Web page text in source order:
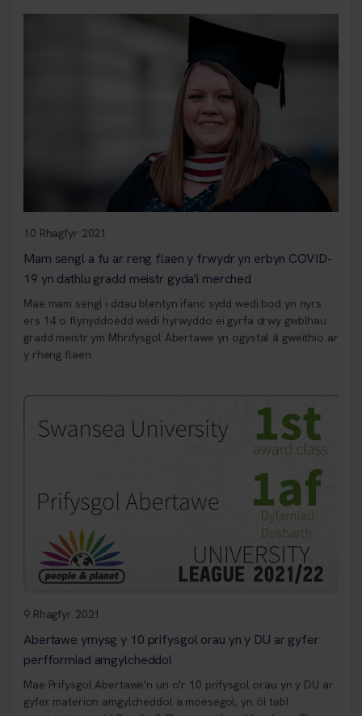
10 Rhagfyr 2021
Mam sengl a fu ar reng flaen y frwydr yn erbyn COVID-
19 yn dathlu gradd meistr gyda'i merched
Mae mam sengl i ddau blentyn ifanc sydd wedi bod yn nyrs
ers 14 o flynyddoedd wedi hyrwyddo ei gyrfa drwy gwblhau
gradd meistr ym Mhrifysgol Abertawe yn ogystal â gweithio ar
y rheng flaen.
9 Rhagfyr 2021
Abertawe ymysg y 10 prifysgol orau yn y DU ar gyfer
perfformiad amgylcheddol
Mae Prifysgol Abertawe'n un o'r 10 prifysgol orau yn y DU ar
gyfer materion amgylcheddol a moesegol, yn ôl tabl